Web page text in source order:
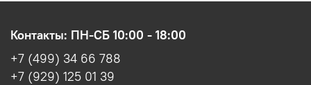
Контакты: ПН-СБ 10:00 - 18:00
+7 (499) 34 66 788
+7 (929) 125 01 39